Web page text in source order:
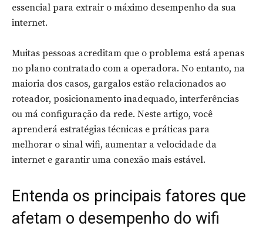
essencial para extrair o máximo desempenho da sua
internet.
Muitas pessoas acreditam que o problema está apenas
no plano contratado com a operadora. No entanto, na
maioria dos casos, gargalos estão relacionados ao
roteador, posicionamento inadequado, interferências
ou má configuração da rede. Neste artigo, você
aprenderá estratégias técnicas e práticas para
melhorar o sinal wifi, aumentar a velocidade da
internet e garantir uma conexão mais estável.
Entenda os principais fatores que
afetam o desempenho do wifi